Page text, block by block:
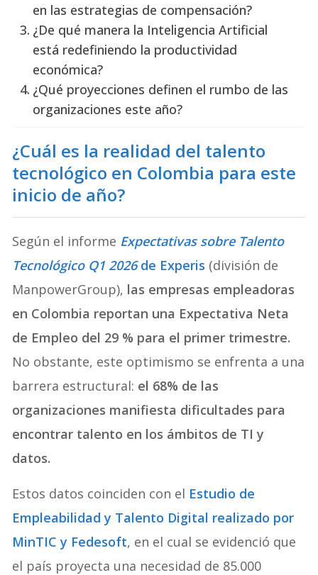
en las estrategias de compensación?
¿De qué manera la Inteligencia Artificial
está redefiniendo la productividad
económica?
¿Qué proyecciones definen el rumbo de las
organizaciones este año?
¿Cuál es la realidad del talento
tecnológico en Colombia para este
inicio de año?
Según el informe Expectativas sobre Talento
Tecnológico Q1 2026de Experis (división de
ManpowerGroup), las empresas empleadoras
en Colombia reportan una Expectativa Neta
de Empleo del 29 % para el primer trimestre.
No obstante, este optimismo se enfrenta a una
barrera estructural: el 68% de las
organizaciones manifiesta dificultades para
encontrar talento en los ámbitos de TI y
datos.
Estos datos coinciden con el Estudio de
Empleabilidad y Talento Digital realizado por
MinTIC y Fedesoft, en el cual se evidenció que
el país proyecta una necesidad de 85.000